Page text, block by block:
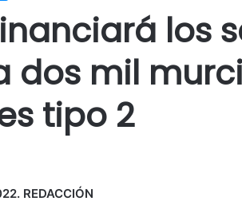
los
a dos mil
tipo 2
REDACCIÓN